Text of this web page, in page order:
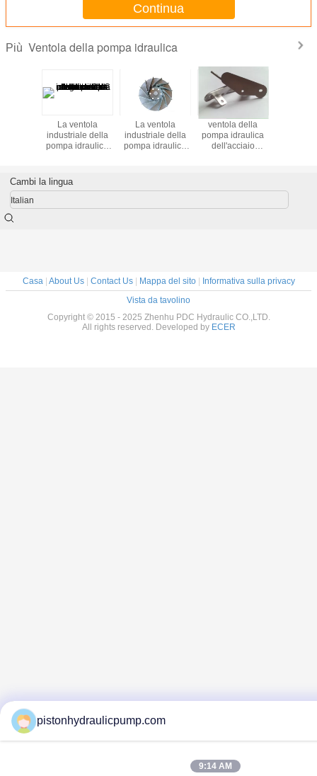
Continua
Più Ventola della pompa idraulica
La ventola
industriale della
pompa idraulica
muore
progettazione
colata nuova
La ventola
industriale della
pompa idraulica
progettazione
colata
ventola della
pompa idraulica
dell'acciaio
colata
Cambi la lingua
Italian
Casa| About Us| Contact Us| Mappa del sito|
Informativa sulla privacy
Vista da tavolino
Copyright © 2015 - 2025 Zhenhu PDC Hydraulic CO.,LTD.
All rights reserved. Developed by ECER
pistonhydraulicpump.com
9:14 AM